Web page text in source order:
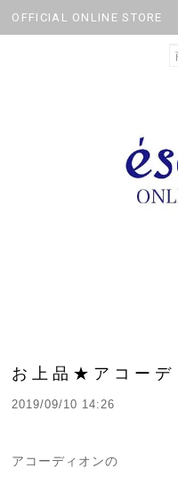
OFFICIAL ONLINE STORE
お上品★アコーデ
2019/09/10 14:26
アコーディオンの